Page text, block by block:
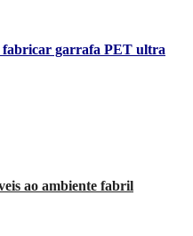
fabricar garrafa PET ultra
ao ambiente fabril